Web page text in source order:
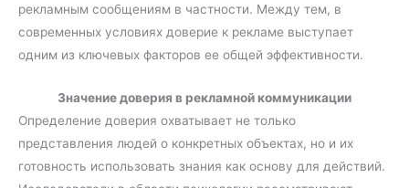
рекламным сообщениям в частности. Между тем, в
современных условиях доверие к рекламе выступает
одним из ключевых факторов ее общей эффективности.
Значение доверия в рекламной коммуникации
Определение доверия охватывает не только
представления людей о конкретных объектах, но и их
готовность использовать знания как основу для действий.